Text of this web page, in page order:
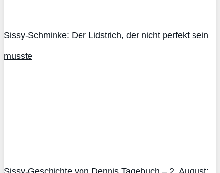
Sissy-Schminke: Der Lidstrich, der nicht perfekt sein
musste